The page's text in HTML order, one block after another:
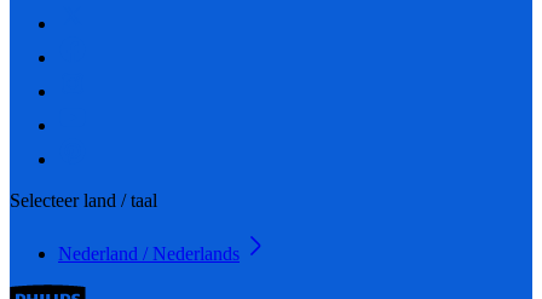
Selecteer land / taal
Nederland / Nederlands